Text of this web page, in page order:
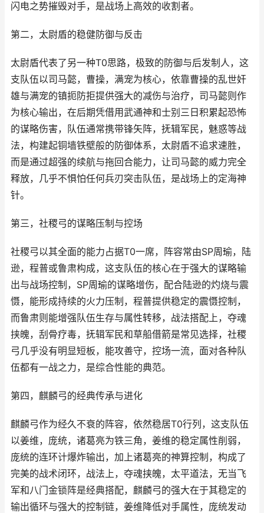
闪电之势摧毁对手，是战场上高效的收割者。
第二，太尉盾的稳健防御与反击
太尉盾代表了另一种T0思路，极致的防御与后发制人，这
支队伍以司马懿，曹操，满宠为核心，依靠曹操的乱世奸
雄与满宠的镇扼防拒提供强大的减伤与治疗，司马懿则作
为核心输出，在后期凭借用武通神和士别三日积累起恐怖
的谋略伤害，队伍通常携带锋矢阵，抚辑军民，魅惑等战
法，构建起铜墙铁壁般的防御体系，太尉盾不追求速胜，
而是通过超强的续航与拖回合能力，让司马懿的威力完全
释放，几乎不惧怕任何兵刃突击队伍，是战场上的定海神
针。
第三，社稷弓的谋略压制与控场
社稷弓以其全面的能力占据T0一席，阵容常由SP周瑜，陆
逊，程普或鲁肃构成，这支队伍的核心在于强大的谋略输
出与战场控制，SP周瑜的谋略增伤，配合陆逊的灼烧与震
慑，能形成持续的火力压制，程普提供稳定的震慑控制，
而鲁肃则能增强队伍生存与属性转移，战法搭配上，夺魂
挟魄，刮骨疗毒，抚辑军民和草船借箭是常见选择，社稷
弓几乎没有明显短板，能攻善守，控场一流，面对各种队
伍都有一战之力，是综合性能的典范。
第四，麒麟弓的经典传承与进化
麒麟弓作为经久不衰的阵容，依然稳居T0行列，这支队伍
以姜维，庞统，诸葛亮为铁三角，姜维的稳定属性削弱，
庞统的连环计爆炸输出，加上诸葛亮的神算控制，构成了
完美的战术闭环，战法上，夺魂挟魄，太平道法，无当飞
军和八门金锁阵是经典搭配，麒麟弓的强大在于其稳定的
输出循环与强大的控制链，姜维降低对手属性，庞统发动